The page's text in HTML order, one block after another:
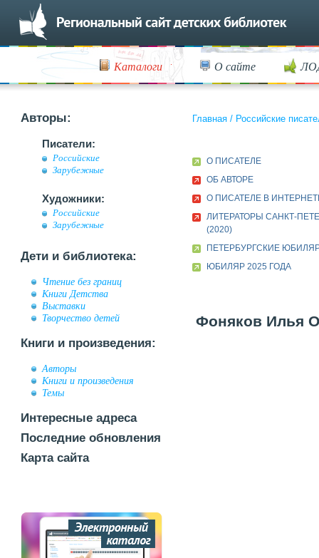
Каталоги О сайте
Авторы:
Писатели:
Российские
Зарубежные
Художники:
Российские
Зарубежные
Дети и библиотека:
Чтение без границ
Книги Детства
Выставки
Творчество детей
Книги и произведения:
Авторы
Книги и произведения
Темы
Интересные адреса
Последние обновления
Карта сайта
Главная / Российские
О ПИСАТЕЛЕ
ОБ АВТОРЕ
О ПИСАТЕЛЕ В
ЛИТЕРАТОРЫ САНКТ-
(2020)
ПЕТЕРБУРГСКИЕ
ЮБИЛЯР 2025 ГОДА
Фоняков Илья